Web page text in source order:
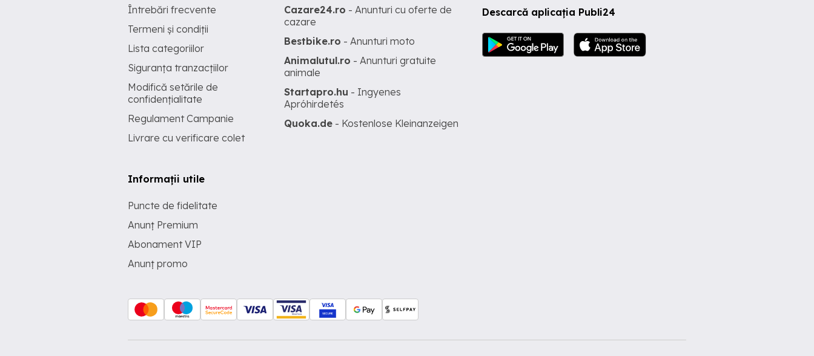
Descarcă aplicația Publi24
Întrebări frecvente
Termeni și condiții
Lista categoriilor
Siguranța tranzacțiilor
Modifică setările de
confidențialitate
Regulament Campanie
Livrare cu verificare colet
Informații utile
Puncte de fidelitate
Anunț Premium
Abonament VIP
Anunț promo
Cazare24.ro - Anunturi cu oferte de
cazare
Bestbike.ro - Anunturi moto
Animalutul.ro - Anunturi gratuite
animale
Startapro.hu - Ingyenes
Apróhirdetés
Quoka.de - Kostenlose Kleinanzeigen